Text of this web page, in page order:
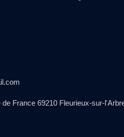
France 69210 Fleurieux-sur-